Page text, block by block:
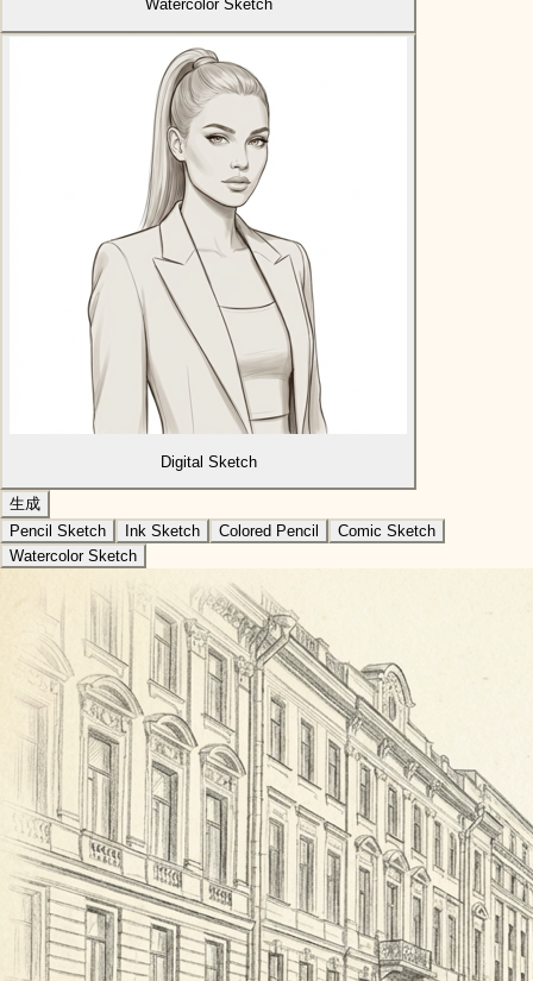
Watercolor Sketch
Digital Sketch
生成
Pencil Sketch
Ink Sketch Colored Pencil
Comic Sketch
Watercolor Sketch